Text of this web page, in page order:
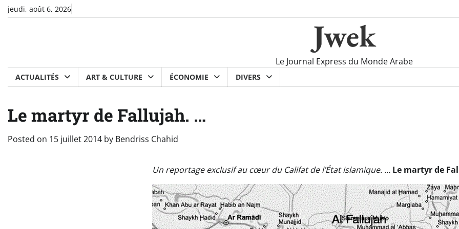
Skipjeudi, août 6, 2026
Jwek
Le Journal Express du Monde Arabe
ACTUALITÉS ART & CULTURE ÉCONOMIE DIVERS
Le martyr de Fallujah. …
Posted on 15 juillet 2014 by Bendriss Chahid
Un reportage exclusif au cœur du Califat de l’État islamique. … Le martyr de